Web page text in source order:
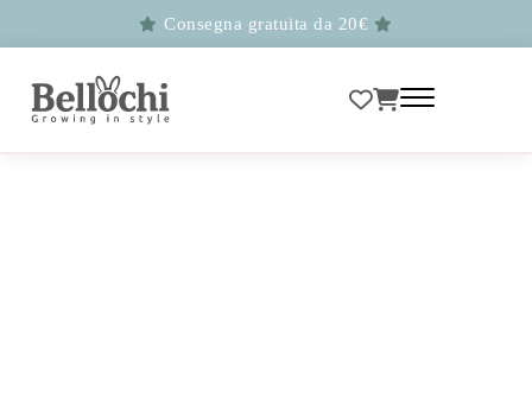
Consegna gratuita da 20€